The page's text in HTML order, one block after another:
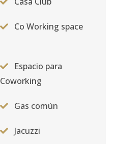
Co Working space
Espacio para
Coworking
Gas común
Jacuzzi